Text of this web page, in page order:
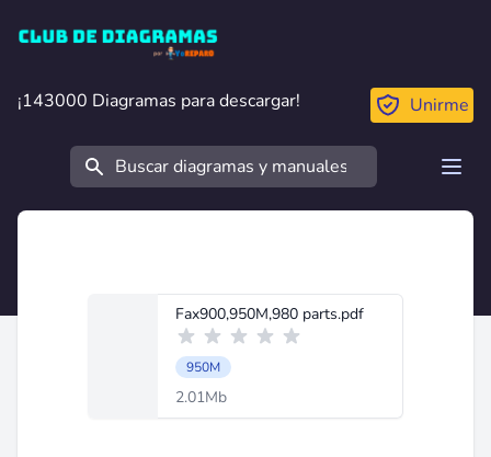
Club de Diagramas
¡143000 Diagramas para descargar!
¡143000 Diagramas para descargar! Unirme
Buscar
Fax900,950M,980 parts.pdf
950M
2.01Mb